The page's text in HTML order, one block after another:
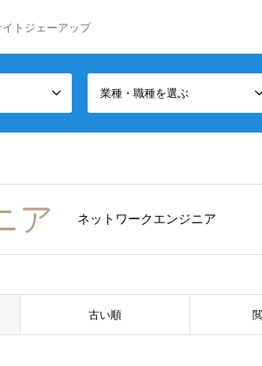
トジェーアップ
業種・職種を選ぶ
ア ネットワークエンジニア
古い順